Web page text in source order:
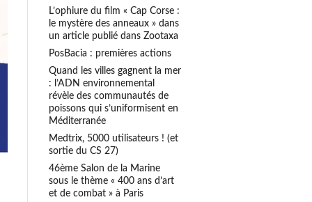
L’ophiure du film « Cap Corse :
le mystère des anneaux » dans
un article publié dans Zootaxa
PosBacia : premières actions
Quand les villes gagnent la mer
: l’ADN environnemental
révèle des communautés de
poissons qui s’uniformisent en
Méditerranée
Medtrix, 5000 utilisateurs ! (et
sortie du CS 27)
46ème Salon de la Marine
sous le thème « 400 ans d’art
et de combat » à Paris